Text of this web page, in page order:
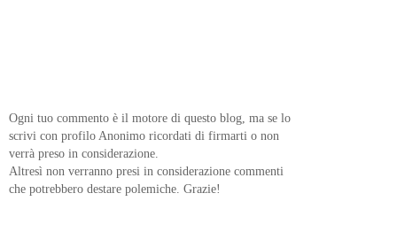
Ogni tuo commento è il motore di questo blog, ma se lo
scrivi con profilo Anonimo ricordati di firmarti o non
verrà preso in considerazione.
Altresì non verranno presi in considerazione commenti
che potrebbero destare polemiche. Grazie!